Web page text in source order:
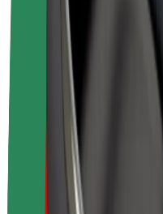
Zarada vozača
Dostavljači
Zarada dostavljača
Bolt Food trgovci
Flote
Franšize